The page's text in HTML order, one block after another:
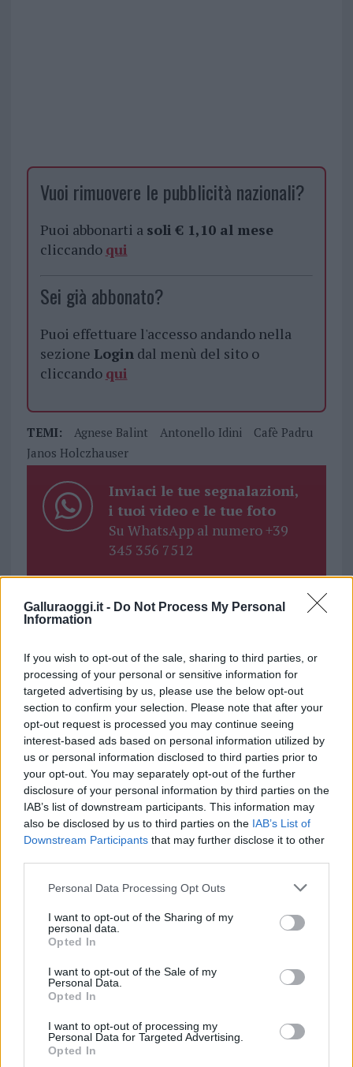
Galluraoggi.it - Do Not Process My Personal
Information
If you wish to opt-out of the sale, sharing to third parties, or
processing of your personal or sensitive information for
targeted advertising by us, please use the below opt-out
section to confirm your selection. Please note that after your
opt-out request is processed you may continue seeing
interest-based ads based on personal information utilized by
us or personal information disclosed to third parties prior to
your opt-out. You may separately opt-out of the further
disclosure of your personal information by third parties on the
IAB’s list of downstream participants. This information may
also be disclosed by us to third parties on the IAB’s List of
Downstream Participants that may further disclose it to other
Please note that this website/app uses one or more Google
not limited to your visit or usage behaviour. You may click to
grant or deny consent to Google and its third-party tags to
use your data for below specified purposes in below Google
consent section.
Personal Data Processing Opt Outs
I want to opt-out of the Sharing of my
personal data.
Opted In
I want to opt-out of the Sale of my
Personal Data.
Opted In
I want to opt-out of processing my
Personal Data for Targeted Advertising.
Opted In
Vuoi rimuovere le pubblicità nazionali?
Puoi abbonarti a soli € 1,10 al mese
cliccando qui
Sei già abbonato?
Puoi effettuare l'accesso andando nella
sezione Logindal menù del sito o
cliccando qui
TEMI: Agnese Balint Antonello Idini
Cafè Padru
Janos Holczhauser
Inviaci le tue segnalazioni,
i tuoi video e le tue foto
Su WhatsApp al numero +39
345 356 7512
GalluraOggi.it
Ricevi le nostre ultime news
daGoogle News
Condividi l'articolo
F
a
ce
b
o
o
k
T
w
it
te
r
Pi
n
re
W
h
s
p
p
S
h
re
Prossimo articolo
NOTIZIE RECENTI